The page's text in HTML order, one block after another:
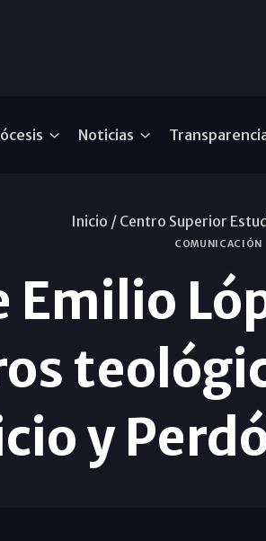
Noticias
Inicio / Centro Superior
COMUNICACIÓN
Emilio
y